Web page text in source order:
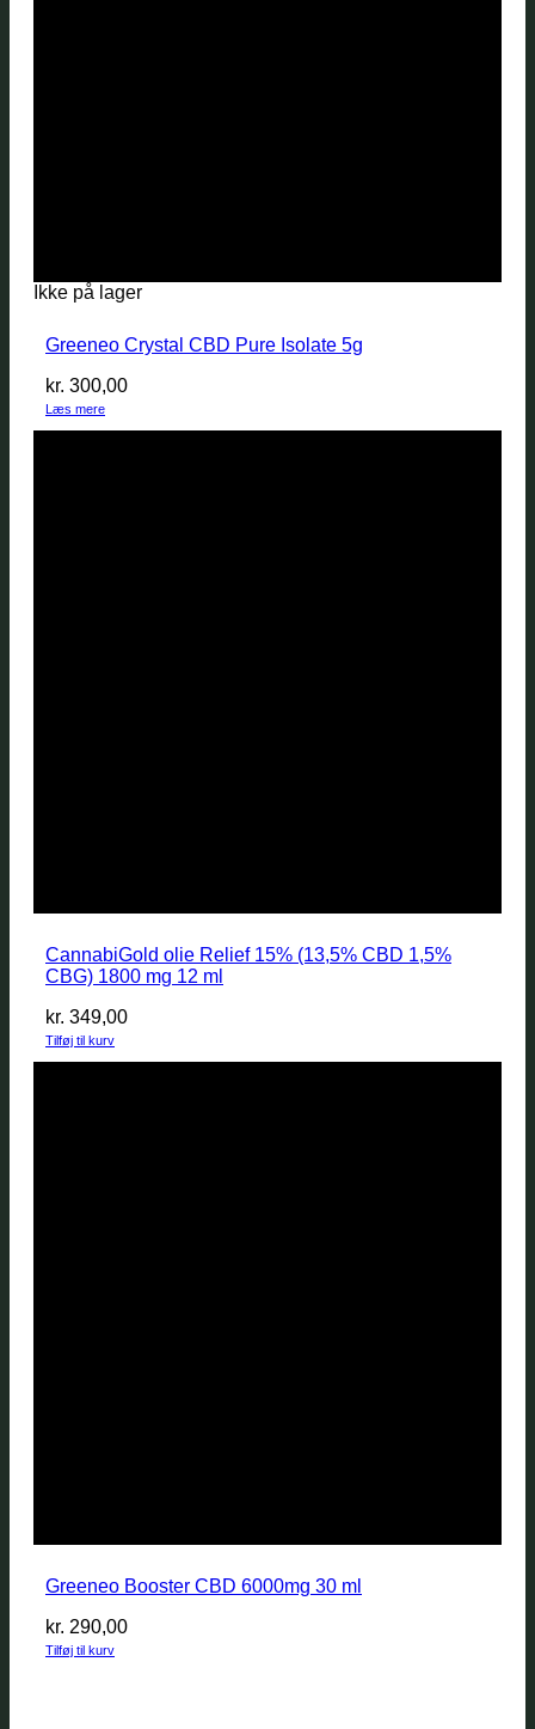
Ikke på lager
Greeneo Crystal CBD Pure Isolate 5g
kr. 300,00
Læs mere
CannabiGold olie Relief 15% (13,5% CBD 1,5%
CBG) 1800 mg 12 ml
kr. 349,00
Tilføj til kurv
Greeneo Booster CBD 6000mg 30 ml
kr. 290,00
Tilføj til kurv